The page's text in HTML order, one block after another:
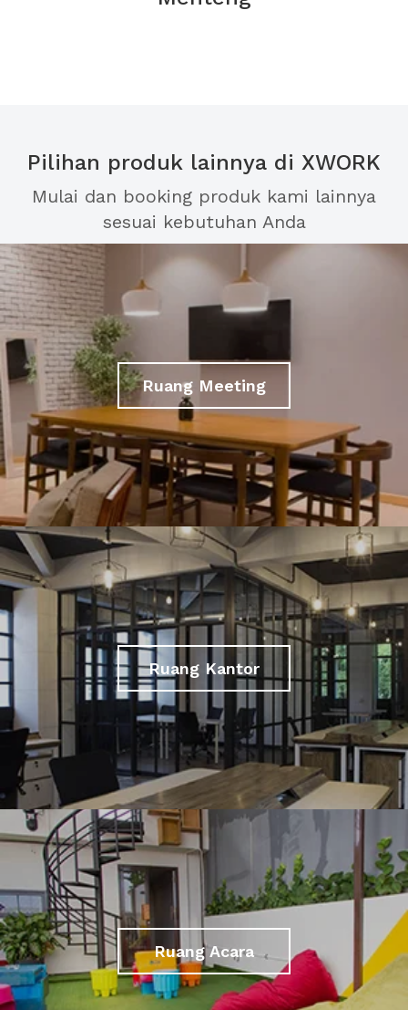
Pilihan produk lainnya di XWORK
Mulai dan booking produk kami lainnya
sesuai kebutuhan Anda
Ruang Meeting
Ruang Kantor
Ruang Acara